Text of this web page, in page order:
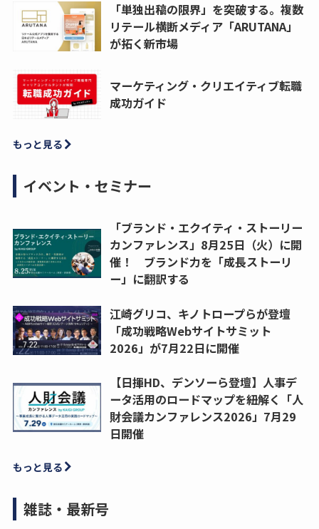
「単独出稿の限界」を突破する。複数
リテール横断メディア「ARUTANA」
が拓く新市場
マーケティング・クリエイティブ転職
成功ガイド
もっと見る
イベント・セミナー
「ブランド・エクイティ・ストーリー
カンファレンス」8月25日（火）に開
催！ ブランド力を「成長ストーリ
ー」に翻訳する
江崎グリコ、キノトロープらが登壇
「成功戦略Webサイトサミット
2026」が7月22日に開催
【日揮HD、デンソーら登壇】人事デ
ータ活用のロードマップを紐解く「人
財会議カンファレンス2026」7月29
日開催
もっと見る
雑誌・最新号